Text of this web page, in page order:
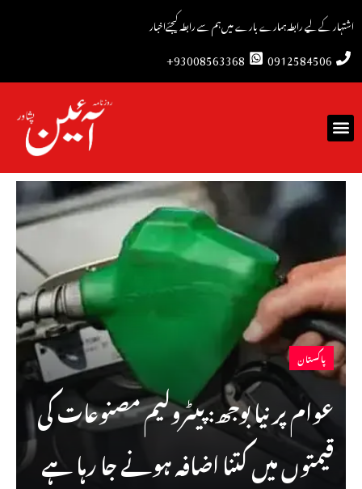
اشتہار کے لیے رابطہہمارے بارے میںہم سے رابطہ کیجئےاخبار
0912584506
93008563368+
پاکستان
عوام پر نیا بوجھ: پیٹرولیم مصنوعات کی
قیمتوں میں کتنا اضافہ ہونے جا رہا ہے